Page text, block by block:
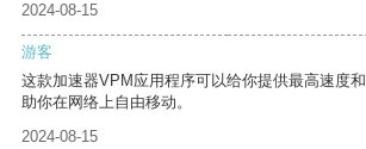
2024-08-15
游客
这款加速器VPM应用程序可以给你提供最高速度
助你在网络上自由移动。
2024-08-15